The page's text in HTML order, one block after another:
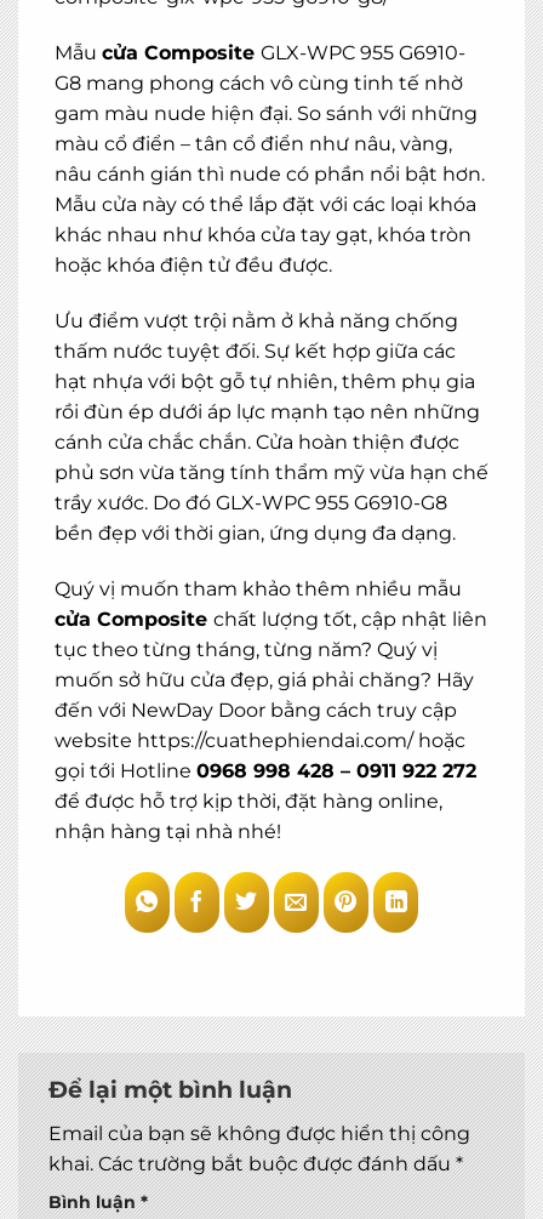
Mẫu cửa Composite GLX-WPC 955 G6910-
G8 mang phong cách vô cùng tinh tế nhờ
gam màu nude hiện đại. So sánh với những
màu cổ điển – tân cổ điển như nâu, vàng,
nâu cánh gián thì nude có phần nổi bật hơn.
Mẫu cửa này có thể lắp đặt với các loại khóa
khác nhau như khóa cửa tay gạt, khóa tròn
hoặc khóa điện tử đều được.
Ưu điểm vượt trội nằm ở khả năng chống
thấm nước tuyệt đối. Sự kết hợp giữa các
hạt nhựa với bột gỗ tự nhiên, thêm phụ gia
rồi đùn ép dưới áp lực mạnh tạo nên những
cánh cửa chắc chắn. Cửa hoàn thiện được
phủ sơn vừa tăng tính thẩm mỹ vừa hạn chế
trầy xước. Do đó GLX-WPC 955 G6910-G8
bền đẹp với thời gian, ứng dụng đa dạng.
Quý vị muốn tham khảo thêm nhiều mẫu
cửa Composite chất lượng tốt, cập nhật liên
tục theo từng tháng, từng năm? Quý vị
muốn sở hữu cửa đẹp, giá phải chăng? Hãy
đến với NewDay Door bằng cách truy cập
website https://cuathephiendai.com/hoặc
gọi tới Hotline 0968 998 428 – 0911 922 272
để được hỗ trợ kịp thời, đặt hàng online,
nhận hàng tại nhà nhé!
Để lại một bình luận
Email của bạn sẽ không được hiển thị công
khai. Các trường bắt buộc được đánh dấu*
Bình luận*